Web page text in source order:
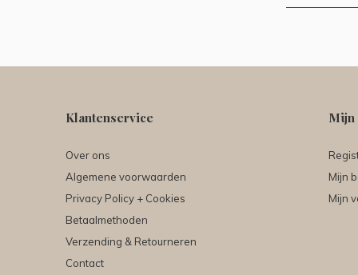
Klantenservice
Over ons
Algemene voorwaarden
Privacy Policy + Cookies
Betaalmethoden
Verzending & Retourneren
Contact
Mijn
Mijn
Mijn